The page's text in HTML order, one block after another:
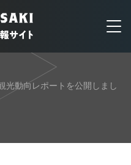
光動向レポートを公開しまし